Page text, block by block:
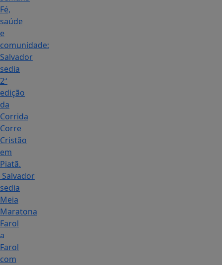
Fé,
saúde
e
comunidade:
Salvador
sedia
2ª
edição
da
Corrida
Corre
Cristão
em
Piatã.
Salvador
sedia
Meia
Maratona
Farol
a
Farol
com